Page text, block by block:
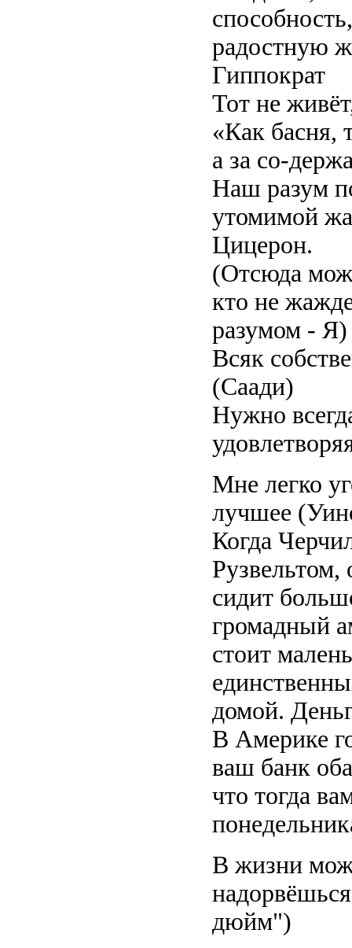
радостную
Гиппократ
Тот не
«Как басня,
а за со-
Наш разум
утомимой
Цицерон.
(Отсюда
кто не
разумом - Я)
Всяк
(Саади)
Нужно
Мне легко
лучшее
Когда
Рузвельтом,
сидит
громадный
стоит
домой.
В Америке
ваш банк
что тогда
В жизни
дюйм")